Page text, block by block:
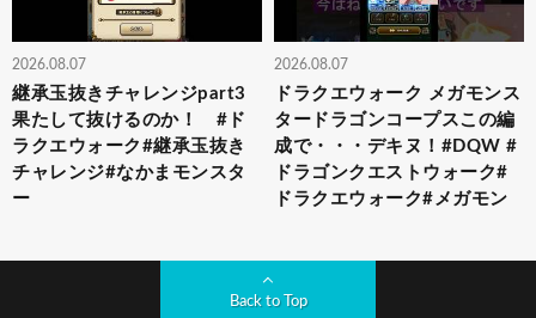
2026.08.07
継承玉抜きチャレンジpart3
果たして抜けるのか！ #ド
ラクエウォーク#継承玉抜き
チャレンジ#なかまモンスタ
ー
2026.08.07
ドラクエウォーク メガモンス
タードラゴンコープスこの編
成で・・・デキヌ！#DQW #
ドラゴンクエストウォーク#
ドラクエウォーク#メガモン
Back to Top